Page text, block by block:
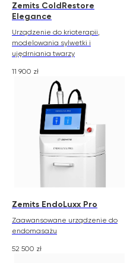
Zemits ColdRestore
Elegance
Urządzenie do krioterapii,
modelowania sylwetki i
ujędrniania twarzy
11 900 zł
Zemits EndoLuxx Pro
Zaawansowane urządzenie do
endomasażu
52 500 zł